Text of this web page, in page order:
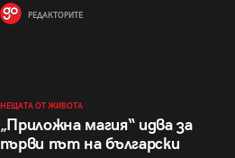
РЕДАКТОРИТЕ
НЕЩАТА ОТ ЖИВОТА
„Приложна магия“ идва за
първи път на български